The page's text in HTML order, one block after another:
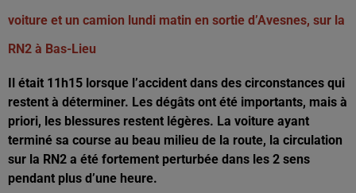
voiture et un camion lundi matin en sortie d’Avesnes, sur la
RN2 à Bas-Lieu
Il était 11h15 lorsque l’accident dans des circonstances qui
restent à déterminer. Les dégâts ont été importants, mais à
priori, les blessures restent légères. La voiture ayant
terminé sa course au beau milieu de la route, la circulation
sur la RN2 a été fortement perturbée dans les 2 sens
pendant plus d’une heure.